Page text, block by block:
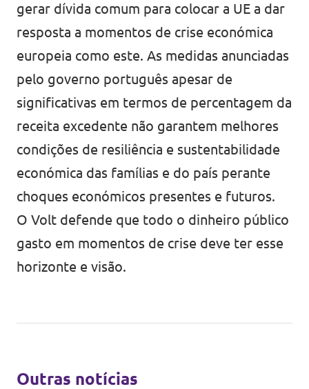
gerar dívida comum para colocar a UE a dar
resposta a momentos de crise económica
europeia como este. As medidas anunciadas
pelo governo português apesar de
significativas em termos de percentagem da
receita excedente não garantem melhores
condições de resiliência e sustentabilidade
económica das famílias e do país perante
choques económicos presentes e futuros.
O Volt defende que todo o dinheiro público
gasto em momentos de crise deve ter esse
horizonte e visão.
Outras notícias